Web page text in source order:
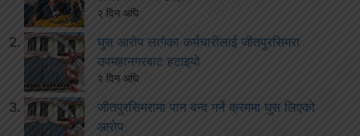
२ दिन अघि
घुस आरोप लागेका कर्मचारीलाई जीतपुरसिमरा
उपमहानगरबाट हटाइयो
२ दिन अघि
जीतपुरसिमरामा पान बन्द गर्ने क्रममा घुस लिएको
आरोप